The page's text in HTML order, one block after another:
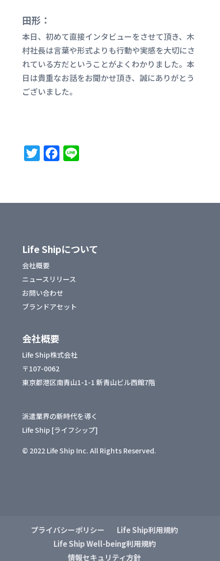
田形：
本日、初めて直接インタビューをさせて頂き、木
村社長は言葉や形式よりも行動や実感を大切にさ
れている方だということがよくわかりました。本
日は貴重なお話をお聞かせ頂き、誠にありがとう
ございました。
T
w
te
F
a
e
o
Li
Life Shipについて
会社概要
ニュースリリース
お問い合わせ
ブランドアセット
会社概要
Life Ship株式会社
〒107-0062
東京都港区南青山1-1-1 新青山ビル西館7階
派遣業界の新時代を導く
Life Ship [ライフシップ]
© 2022 Life Ship Inc. All Rights Reserved.
プライバシーポリシー
Life Ship利用規約
Life Ship Well-being利用規約
情報セキュリティ方針